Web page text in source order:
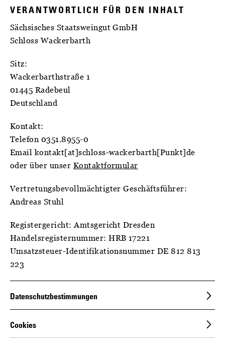
VERANTWORTLICH FÜR DEN INHALT
Sächsisches Staatsweingut GmbH
Schloss Wackerbarth
Sitz:
Wackerbarthstraße 1
01445 Radebeul
Deutschland
Kontakt:
Telefon 0351.8955-0
Email kontakt[at]schloss-wackerbarth[Punkt]de
oder über unser Kontaktformular
Vertretungsbevollmächtigter Geschäftsführer:
Andreas Stuhl
Registergericht: Amtsgericht Dresden
Handelsregisternummer: HRB 17221
Umsatzsteuer-Identifikationsnummer DE 812 813
223
Datenschutzbestimmungen
Cookies